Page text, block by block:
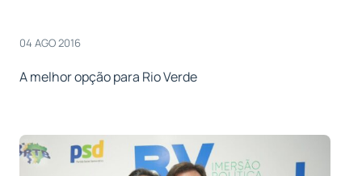
04 AGO 2016
A melhor opção para Rio Verde